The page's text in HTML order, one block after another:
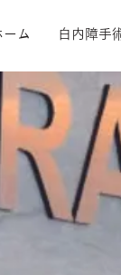
ーム 白内障手